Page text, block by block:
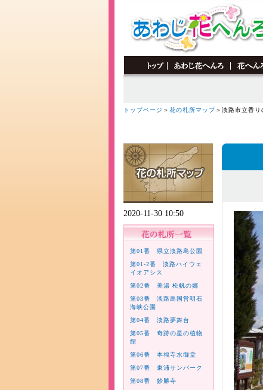
トップページ ＞ 花の札所マップ＞淡路市立香り
2020-11-30 10:50
第01番 県立淡路島公園
第01-2番 淡路ハイウェ
イオアシス
第02番 美湯 松帆の郷
第03番 淡路島国営明石
海峡公園
第04番 淡路夢舞台
第05番 奇跡の星の植物
館
第06番 本福寺水御堂
第07番 東浦サンパーク
第08番 妙勝寺